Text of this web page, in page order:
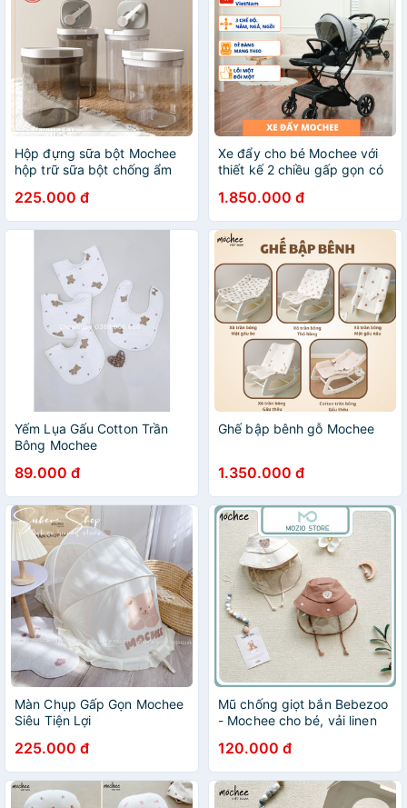
Hộp đựng sữa bột Mochee
hộp trữ sữa bột chống ẩm
cản được tia cực tím giúp
sữa không lên men
225.000 đ
Xe đẩy cho bé Mochee với
thiết kế 2 chiều gấp gọn có
ngả ngồi hàng chính hãng
1.850.000 đ
Yếm Lụa Gấu Cotton Trần
Bông Mochee
89.000 đ
Ghế bập bênh gỗ Mochee
1.350.000 đ
Màn Chụp Gấp Gọn Mochee
Siêu Tiện Lợi
225.000 đ
Mũ chống giọt bắn Bebezoo
- Mochee cho bé, vải linen
giọt bắn có thể tháo rời cực
đáng yêu
120.000 đ